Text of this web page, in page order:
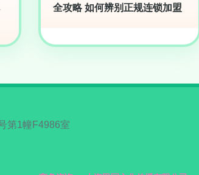
全攻略 如何辨别正规连锁加盟
第1幢F4986室